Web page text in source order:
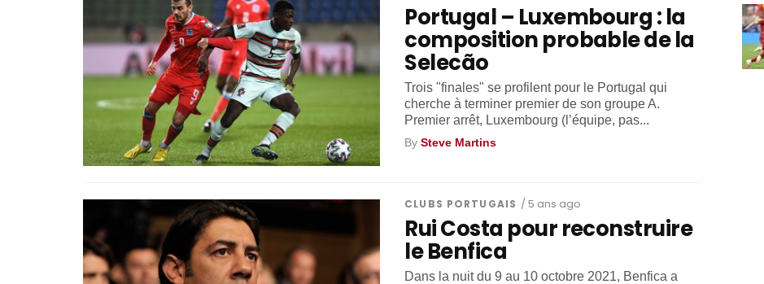
Portugal – Luxembourg : la
composition probable de la
Selecão
Trois "finales" se profilent pour le Portugal qui
cherche à terminer premier de son groupe A.
Premier arrêt, Luxembourg (l’équipe, pas...
BySteve Martins
CLUBS PORTUGAIS / 5 ans ago
Rui Costa pour reconstruire
le Benfica
Dans la nuit du 9 au 10 octobre 2021, Benfica a